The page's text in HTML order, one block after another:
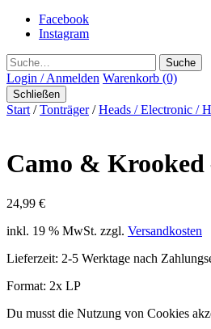
Facebook
Instagram
Suche
Login / Anmelden Warenkorb (0)
Schließen
Start /Tonträger/Heads / Electronic /
Camo & Krooked
24,99 €
inkl. 19 % MwSt. zzgl. Versandkosten
Lieferzeit: 2-5 Werktage nach
Format: 2x LP
Du musst die Nutzung von Cookies